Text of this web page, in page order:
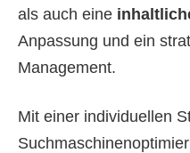
als auch eine
Anpassung und ein
Management.
Mit einer individuellen